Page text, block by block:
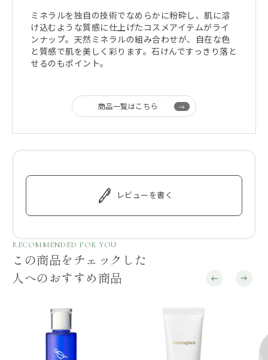
ミネラルを独自の技術でなめらかに粉砕し、肌に溶
け込むような質感に仕上げたコスメアイテムがライ
ンナップ。天然ミネラルの組み合わせが、自在な色
と質感で肌を美しく彩ります。石けんですっきり落と
せるのもポイント。
商品一覧はこちら
レビューを書く
RECOMMENDED FOR YOU
この商品をチェックした
人へのおすすめ商品